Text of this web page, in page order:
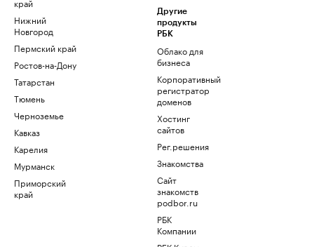
Нижний
Новгород
Пермский край
Ростов-на-Дону
Татарстан
Тюмень
Черноземье
Кавказ
Карелия
Мурманск
Приморский
край
Другие
продукты
РБК
Облако для
бизнеса
Корпоративный
регистратор
доменов
Хостинг
сайтов
Рег.решения
Знакомства
Сайт
знакомств
podbor.ru
РБК
Компании